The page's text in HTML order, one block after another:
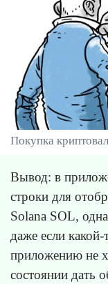
Покупка
Вывод: в
строки для
Solana SOL,
даже если
приложению не
состоянии дать